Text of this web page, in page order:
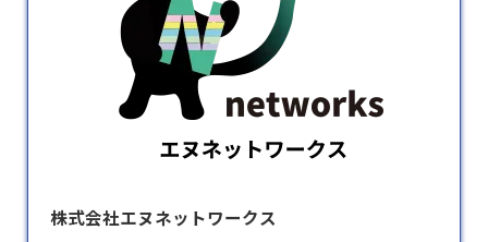
株式会社エヌネットワークス